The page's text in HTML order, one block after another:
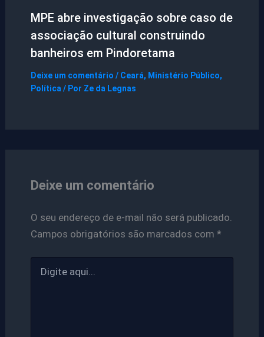
MPE abre investigação sobre caso de
associação cultural construindo
banheiros em Pindoretama
Deixe um comentário / Ceará, Ministério Público,
Política / Por Ze da Legnas
Deixe um comentário
O seu endereço de e-mail não será publicado.
Campos obrigatórios são marcados com *
aqui...